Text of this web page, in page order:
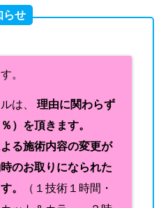
らせ
。
は、 理由に関わらず
）を頂きます。
る施術内容の変更が
のお取りになられた
。
（１技術１時間・